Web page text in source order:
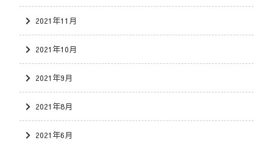
2021年11月
2021年10月
2021年9月
2021年8月
2021年6月